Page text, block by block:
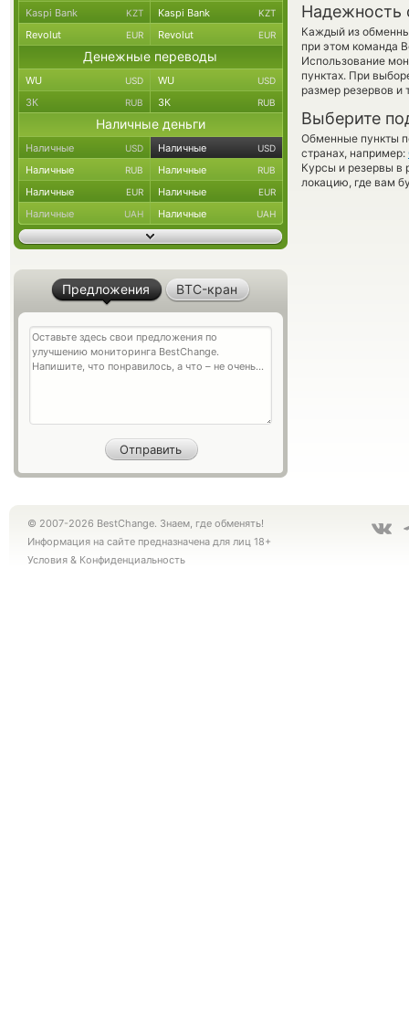
Надежность
Каждый из
при этом команда
Использование
пунктах. При
размер резервов и
Выберите
Обменные пункты
странах, например:
Курсы и резервы в
локацию, где вам
Kaspi Bank KZT Kaspi Bank KZT
Revolut EUR Revolut EUR
Денежные переводы
WU USD WU USD
ЗК RUB ЗК RUB
Наличные деньги
Наличные USD Наличные USD
Наличные RUB Наличные RUB
Наличные EUR Наличные EUR
Наличные UAH Наличные UAH
Предложения BTC-кран
© 2007-2026 BestChange. Знаем, где обменять!
Информация на сайте предназначена для лиц 18+
Условия & Конфиденциальность